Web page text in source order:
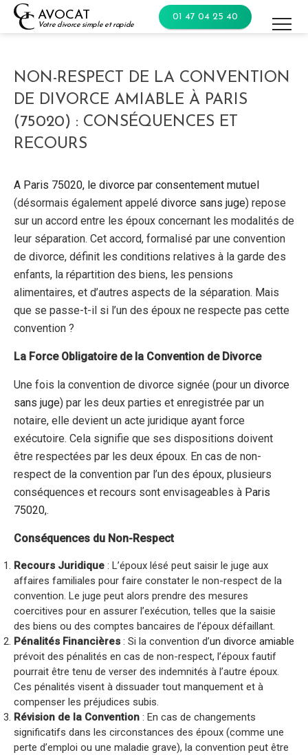
Skip
AVOCAT
Votre divorce simple et rapide
01 47 04 25 40
NON-RESPECT DE LA CONVENTION
DE DIVORCE AMIABLE À PARIS
(75020) : CONSÉQUENCES ET
RECOURS
A Paris 75020, le divorce par consentement mutuel
(désormais également appelé divorce sans juge) repose
sur un accord entre les époux concernant les modalités de
leur séparation. Cet accord, formalisé par une convention
de divorce, définit les conditions relatives à la garde des
enfants, la répartition des biens, les pensions
alimentaires, et d’autres aspects de la séparation. Mais
que se passe-t-il si l’un des époux ne respecte pas cette
convention ?
La Force Obligatoire de la Convention de Divorce
Une fois la convention de divorce signée (pour un divorce
sans juge) par les deux parties et enregistrée par un
notaire, elle devient un acte juridique ayant force
exécutoire. Cela signifie que ses dispositions doivent
être respectées par les deux époux. En cas de non-
respect de la convention par l’un des époux, plusieurs
conséquences et recours sont envisageables à Paris
75020,.
Conséquences du Non-Respect
Recours Juridique : L’époux lésé peut saisir le juge aux
affaires familiales pour faire constater le non-respect de la
convention. Le juge peut alors prendre des mesures
coercitives pour en assurer l’exécution, telles que la saisie
des biens ou des comptes bancaires de l’époux défaillant.
Pénalités Financières : Si la convention d’un divorce amiable
prévoit des pénalités en cas de non-respect, l’époux fautif
pourrait être tenu de verser des indemnités à l’autre époux.
Ces pénalités visent à dissuader tout manquement et à
compenser les préjudices subis.
Révision de la Convention : En cas de changements
significatifs dans les circonstances des époux (comme une
perte d’emploi ou une maladie grave), la convention peut être